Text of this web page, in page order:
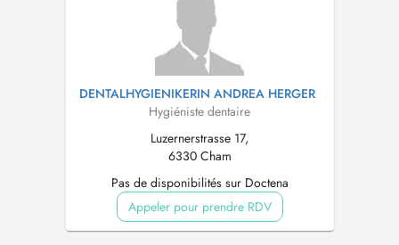
DENTALHYGIENIKERIN ANDREA HERGER
Hygiéniste dentaire
Luzernerstrasse 17,
6330 Cham
Pas de disponibilités sur Doctena
Appeler pour prendre RDV